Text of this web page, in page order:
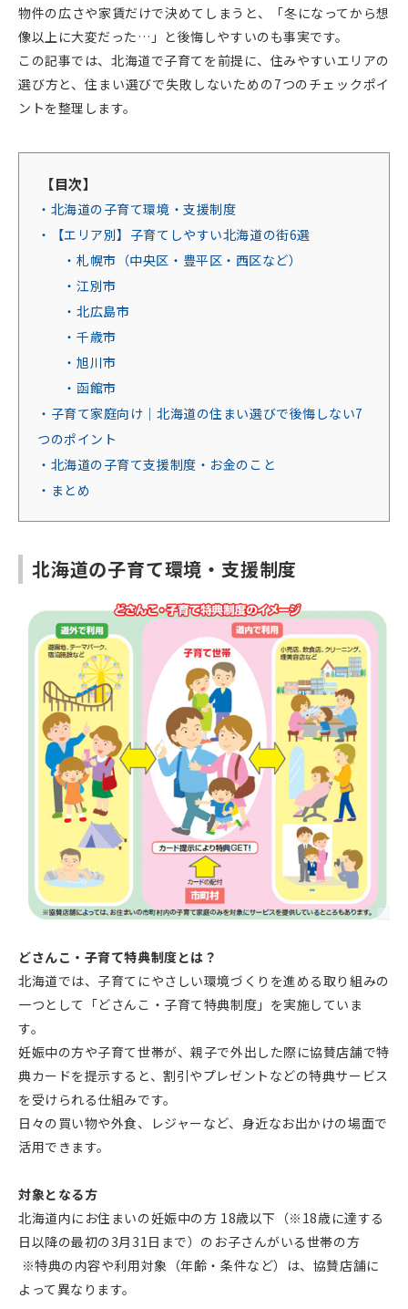
物件の広さや家賃だけで決めてしまうと、「冬になってから想
像以上に大変だった…」と後悔しやすいのも事実です。
この記事では、北海道で子育てを前提に、住みやすいエリアの
選び方と、住まい選びで失敗しないための7つのチェックポイ
ントを整理します。
【目次】
・北海道の子育て環境・支援制度
・【エリア別】子育てしやすい北海道の街6選
・札幌市（中央区・豊平区・西区など）
・江別市
・北広島市
・千歳市
・旭川市
・函館市
・子育て家庭向け｜北海道の住まい選びで後悔しない7
つのポイント
・北海道の子育て支援制度・お金のこと
・まとめ
北海道の子育て環境・支援制度
どさんこ・子育て特典制度とは？
北海道では、子育てにやさしい環境づくりを進める取り組みの
一つとして「どさんこ・子育て特典制度」を実施していま
す。
妊娠中の方や子育て世帯が、親子で外出した際に協賛店舗で特
典カードを提示すると、割引やプレゼントなどの特典サービス
を受けられる仕組みです。
日々の買い物や外食、レジャーなど、身近なお出かけの場面で
活用できます。
対象となる方
北海道内にお住まいの妊娠中の方 18歳以下（※18歳に達する
日以降の最初の3月31日まで）のお子さんがいる世帯の方
※特典の内容や利用対象（年齢・条件など）は、協賛店舗に
よって異なります。